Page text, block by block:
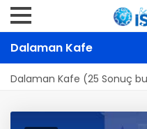
Dalaman Kafe
Dalaman Kafe (25 Sonuç